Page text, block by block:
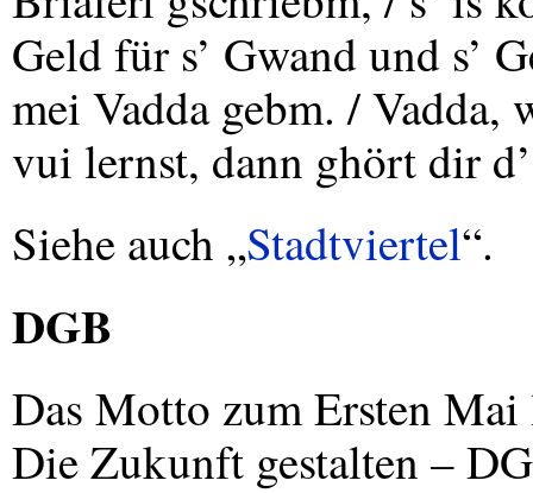
Geld für s’ Gwand und s’
mei Vadda gebm. / Vadda,
vui lernst, dann ghört dir
Siehe auch „Stadtviertel“.
DGB
Das Motto zum Ersten
Die Zukunft gestalten –